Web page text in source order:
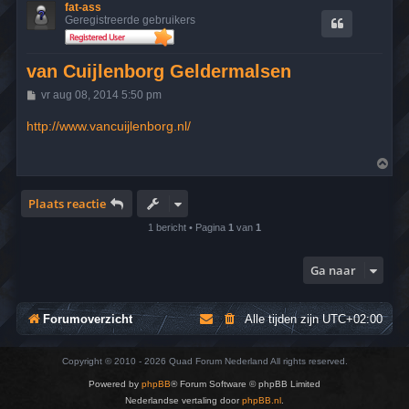
fat-ass
Geregistreerde gebruikers
van Cuijlenborg Geldermalsen
B
r
i
vr aug 08, 2014 5:50 pm
http://www.vancuijlenborg.nl/
m
Plaats reactie
1 bericht • Pagina 1 van 1
Ga naar
Forumoverzicht Alle tijden zijnUTC+02:00
Copyright © 2010 - 2026 Quad Forum Nederland All rights reserved.
Powered by phpBB® Forum Software © phpBB Limited
Nederlandse vertaling doorphpBB.nl.